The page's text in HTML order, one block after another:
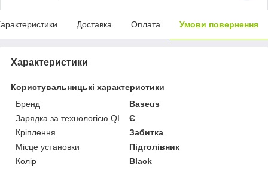
Доставка Оплата Умови повернення
Характеристики
Користувальницькі характеристики
Бренд
Baseus
Зарядка за технологією QI
Є
Кріплення
Забитка
Місце установки
Підголівник
Колір
Black